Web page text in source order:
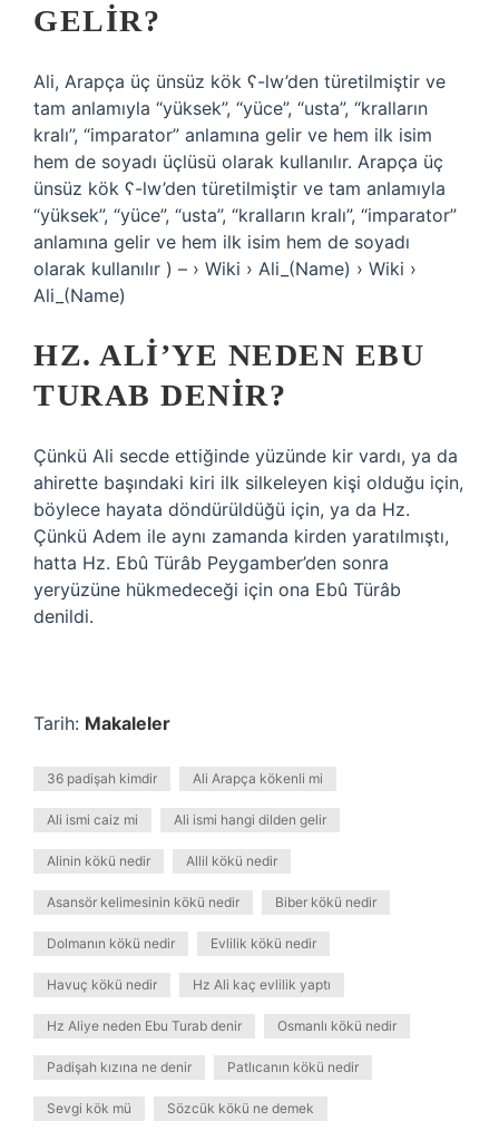
GELIR?
Ali, Arapça üç ünsüz kök ʕ-lw’den türetilmiştir ve
tam anlamıyla “yüksek”, “yüce”, “usta”, “kralların
kralı”, “imparator” anlamına gelir ve hem ilk isim
hem de soyadı üçlüsü olarak kullanılır. Arapça üç
ünsüz kök ʕ-lw’den türetilmiştir ve tam anlamıyla
“yüksek”, “yüce”, “usta”, “kralların kralı”, “imparator”
anlamına gelir ve hem ilk isim hem de soyadı
olarak kullanılır ) – › Wiki › Ali_(Name) › Wiki ›
Ali_(Name)
HZ. ALI’YE NEDEN EBU
TURAB DENIR?
Çünkü Ali secde ettiğinde yüzünde kir vardı, ya da
ahirette başındaki kiri ilk silkeleyen kişi olduğu için,
böylece hayata döndürüldüğü için, ya da Hz.
Çünkü Adem ile aynı zamanda kirden yaratılmıştı,
hatta Hz. Ebû Türâb Peygamber’den sonra
yeryüzüne hükmedeceği için ona Ebû Türâb
denildi.
Tarih: Makaleler
36 padişah kimdir Ali Arapça kökenli mi
Ali ismi caiz mi Ali ismi hangi dilden gelir
Alinin kökü nedir Allil kökü nedir
Asansör kelimesinin kökü nedir Biber kökü nedir
Dolmanın kökü nedir Evlilik kökü nedir
Havuç kökü nedir Hz Ali kaç evlilik yaptı
Hz Aliye neden Ebu Turab denir Osmanlı kökü nedir
Padişah kızına ne denir Patlıcanın kökü nedir
Sevgi kök mü Sözcük kökü ne demek